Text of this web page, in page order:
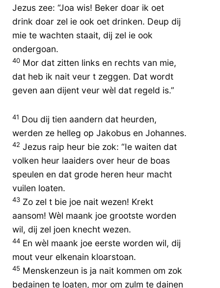
Jezus zee: “Joa wis! Beker doar ik oet
drink doar zel ie ook oet drinken. Deup dij
mie te wachten staait, dij zel ie ook
ondergoan.
40 Mor dat zitten links en rechts van mie,
dat heb ik nait veur t zeggen. Dat wordt
geven aan dijent veur wèl dat regeld is.”
41 Dou dij tien aandern dat heurden,
werden ze helleg op Jakobus en Johannes.
42 Jezus raip heur bie zok: “Ie waiten dat
volken heur laaiders over heur de boas
speulen en dat grode heren heur macht
vuilen loaten.
43 Zo zel t bie joe nait wezen! Krekt
aansom! Wèl maank joe grootste worden
wil, dij zel joen knecht wezen.
44 En wèl maank joe eerste worden wil, dij
mout veur elkenain kloarstoan.
45 Menskenzeun is ja nait kommen om zok
bedainen te loaten, mor om zulm te dainen